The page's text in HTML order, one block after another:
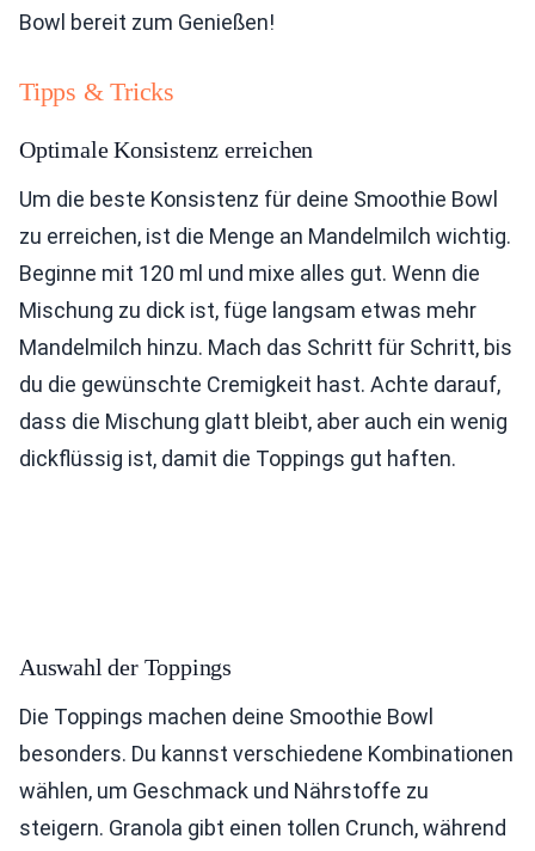
Bowl bereit zum Genießen!
Tipps & Tricks
Optimale Konsistenz erreichen
Um die beste Konsistenz für deine Smoothie Bowl
zu erreichen, ist die Menge an Mandelmilch wichtig.
Beginne mit 120 ml und mixe alles gut. Wenn die
Mischung zu dick ist, füge langsam etwas mehr
Mandelmilch hinzu. Mach das Schritt für Schritt, bis
du die gewünschte Cremigkeit hast. Achte darauf,
dass die Mischung glatt bleibt, aber auch ein wenig
dickflüssig ist, damit die Toppings gut haften.
Auswahl der Toppings
Die Toppings machen deine Smoothie Bowl
besonders. Du kannst verschiedene Kombinationen
wählen, um Geschmack und Nährstoffe zu
steigern. Granola gibt einen tollen Crunch, während